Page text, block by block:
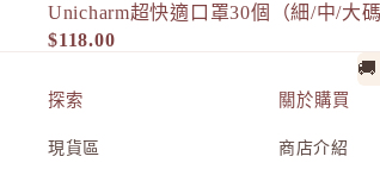
ORBIS Mr. 男
OSAJI
口罩
人氣
Unicharm超快適口罩30個（細/中/大碼
$118.00
探索
現貨區
關於購買
商店介紹